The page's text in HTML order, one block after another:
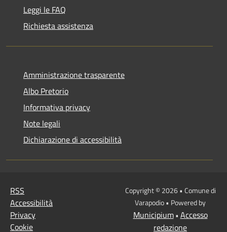
Leggi le FAQ
Richiesta assistenza
Amministrazione trasparente
Albo Pretorio
Informativa privacy
Note legali
Dichiarazione di accessibilità
RSS
Accessibilità
Privacy
Cookie
Copyright © 2026 • Comune di
Varapodio • Powered by
Municipium• Accesso
redazione